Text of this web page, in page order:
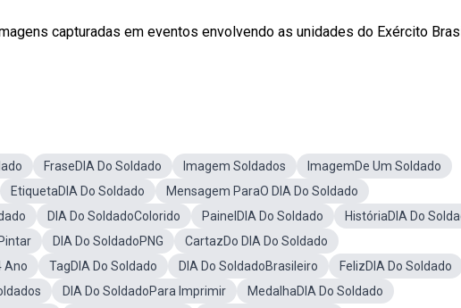
capturadas em eventos envolvendo as unidades do Exército
FraseDIA Do Soldado Imagem Soldados
ImagemDe Um Soldado
EtiquetaDIA Do Soldado
Mensagem ParaO DIA Do Soldado
DIA Do SoldadoColorido PainelDIA Do Soldado
HistóriaDIA Do
DIA Do SoldadoPNG
CartazDo DIA Do Soldado
Ano TagDIA Do Soldado DIA Do SoldadoBrasileiro
FelizDIA Do Soldado
DIA Do SoldadoPara Imprimir
MedalhaDIA Do Soldado